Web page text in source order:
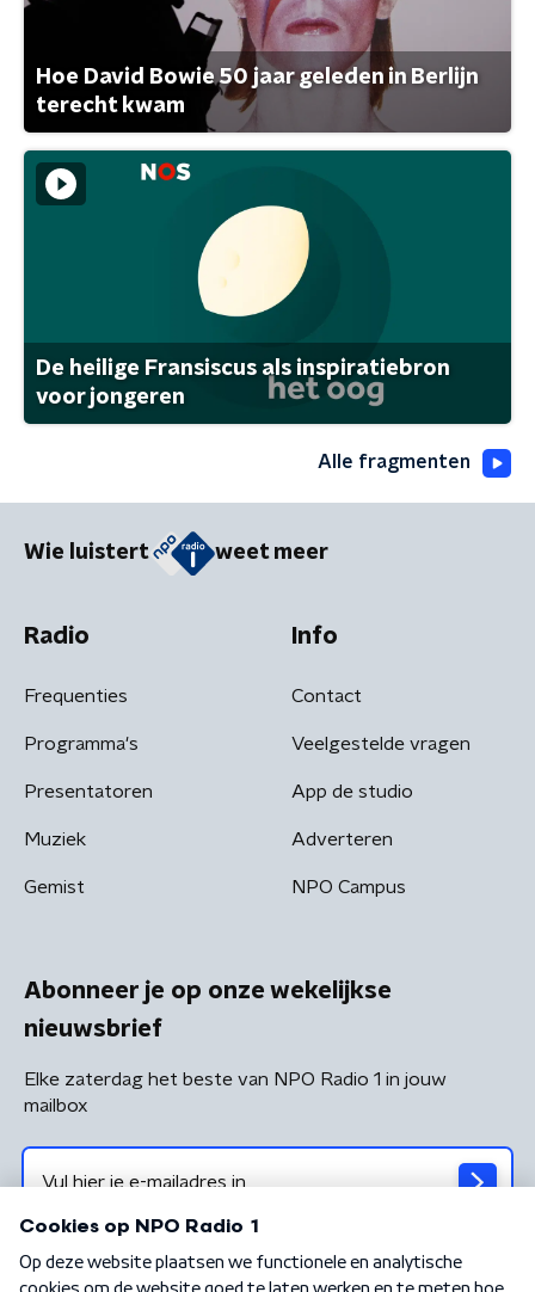
Hoe David Bowie 50 jaar geleden in Berlijn
terecht kwam
De heilige Fransiscus als inspiratiebron
voor jongeren
Alle fragmenten
Wie luistert weet meer
Radio
Frequenties
Programma's
Presentatoren
Muziek
Gemist
Info
Contact
Veelgestelde vragen
App de studio
Adverteren
NPO Campus
Abonneer je op onze wekelijkse
nieuwsbrief
Elke zaterdag het beste van NPO Radio 1 in jouw
mailbox